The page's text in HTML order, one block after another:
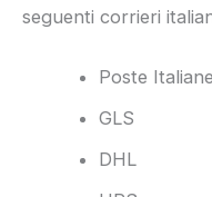
seguenti corrieri
Poste Italiane
GLS
DHL